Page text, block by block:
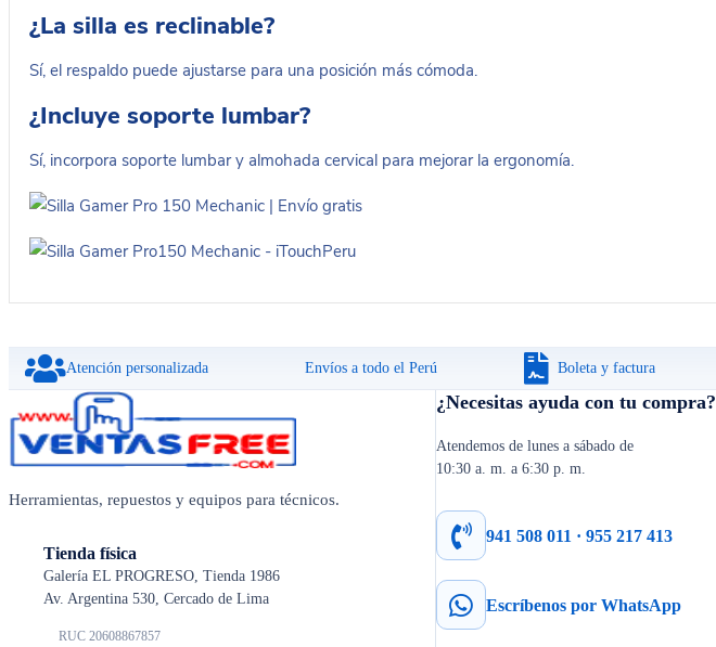
¿La silla es reclinable?
Sí, el respaldo puede ajustarse para una posición más cómoda.
¿Incluye soporte lumbar?
Sí, incorpora soporte lumbar y almohada cervical para mejorar la ergonomía.
Atención personalizada Envíos a todo el Perú Boleta y factura
Herramientas, repuestos y equipos para técnicos.
Tienda física
Galería EL PROGRESO, Tienda 1986
Av. Argentina 530, Cercado de Lima
RUC 20608867857
¿Necesitas ayuda con tu compra?
Atendemos de lunes a sábado de
10:30 a. m. a 6:30 p. m.
941 508 011 · 955 217 413
Escríbenos por WhatsApp